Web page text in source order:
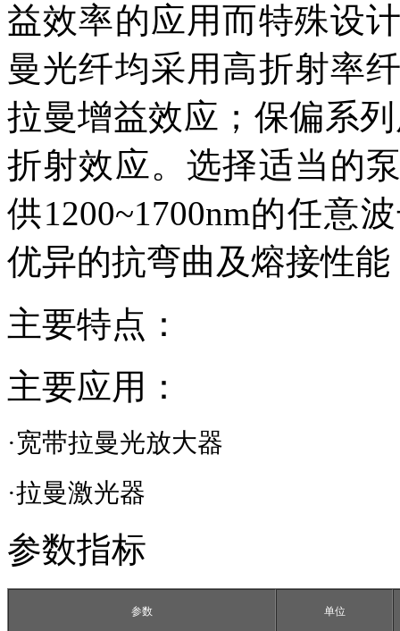
益效率的应用而特殊设
曼光纤均采用高折射率
拉曼增益效应；保偏系
折射效应。选择适当的
供1200~1700nm的任意
优异的抗弯曲及熔接性
主要特点：
主要应用：
·宽带拉曼光放大器
·拉曼激光器
参数指标
参数 单位